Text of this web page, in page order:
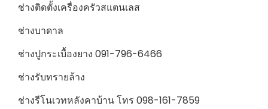
ช่างติดตั้งเครื่องครัวสแตนเลส
ช่างบาดาล
ช่างปูกระเบื้องยาง 091-796-6466
ช่างรับทรายล้าง
ช่างรีโนเวทหลังคาบ้าน โทร 098-161-7859